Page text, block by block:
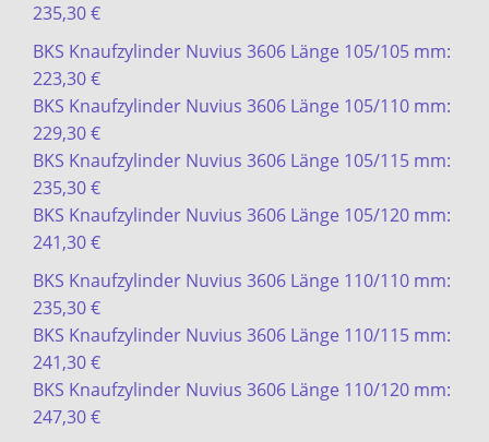
235,30 €
BKS Knaufzylinder Nuvius 3606 Länge 105/105 mm:
223,30 €
BKS Knaufzylinder Nuvius 3606 Länge 105/110 mm:
229,30 €
BKS Knaufzylinder Nuvius 3606 Länge 105/115 mm:
235,30 €
BKS Knaufzylinder Nuvius 3606 Länge 105/120 mm:
241,30 €
BKS Knaufzylinder Nuvius 3606 Länge 110/110 mm:
235,30 €
BKS Knaufzylinder Nuvius 3606 Länge 110/115 mm:
241,30 €
BKS Knaufzylinder Nuvius 3606 Länge 110/120 mm:
247,30 €